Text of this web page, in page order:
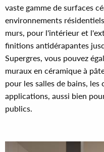
vaste gamme de surfaces
environnements
murs, pour l'intérieur et
finitions antidérapantes
Supergres, vous pouvez
muraux en céramique à
pour les salles de bains,
applications, aussi bien
publics.